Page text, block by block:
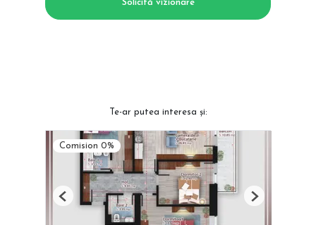
Solicită vizionare
Te-ar putea interesa și:
Comision 0%
Previous Next